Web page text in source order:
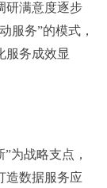
研满意度逐步
服务”的模式，
服务成效显
为战略支点，
造数据服务应